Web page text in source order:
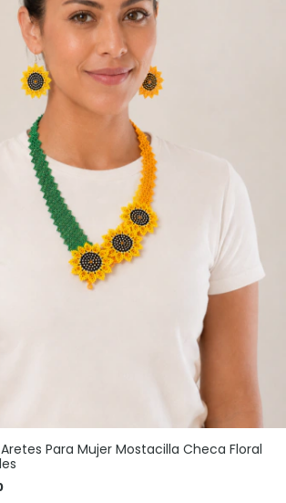
Para Mujer Mostacilla Checa Floral